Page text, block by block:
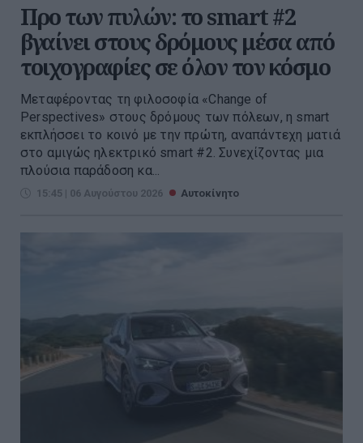
Προ των πυλών: το smart #2
βγαίνει στους δρόμους μέσα από
τοιχογραφίες σε όλον τον κόσμο
Μεταφέροντας τη φιλοσοφία «Change of
Perspectives» στους δρόμους των πόλεων, η smart
εκπλήσσει το κοινό με την πρώτη, αναπάντεχη ματιά
στο αμιγώς ηλεκτρικό smart #2. Συνεχίζοντας μια
πλούσια παράδοση κα...
15:45 | 06 Αυγούστου 2026 Αυτοκίνητο